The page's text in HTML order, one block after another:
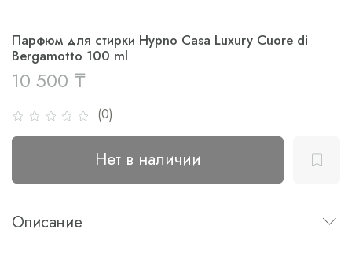
(0)
Парфюм для стирки Hypno Casa Luxury Cuore di
Bergamotto 100 ml
10 500 ₸
Нет в наличии
Описание